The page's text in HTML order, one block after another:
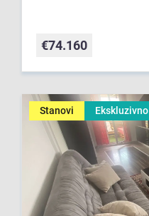
€74.160
Stanovi Ekskluzivno